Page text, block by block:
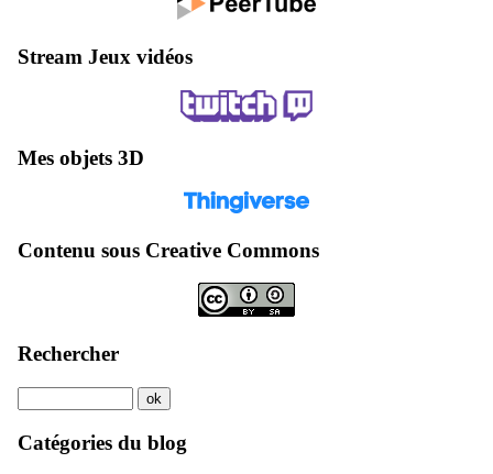
Stream Jeux vidéos
Mes objets 3D
Contenu sous Creative Commons
Rechercher
Catégories du blog